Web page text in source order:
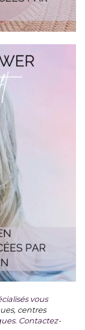
vous
centres
Contactez-